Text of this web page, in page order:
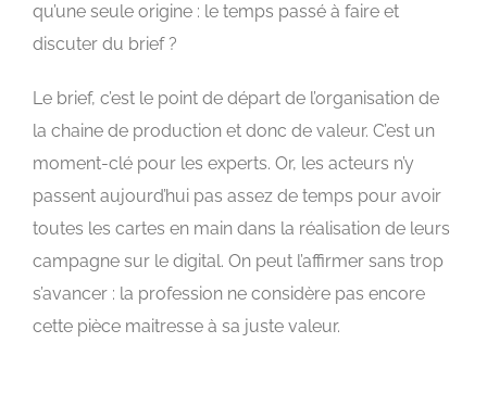
qu’une seule origine : le temps passé à faire et
discuter du brief ?
Le brief, c’est le point de départ de l’organisation de
la chaine de production et donc de valeur. C’est un
moment-clé pour les experts. Or, les acteurs n’y
passent aujourd’hui pas assez de temps pour avoir
toutes les cartes en main dans la réalisation de leurs
campagne sur le digital. On peut l’affirmer sans trop
s’avancer : la profession ne considère pas encore
cette pièce maitresse à sa juste valeur.